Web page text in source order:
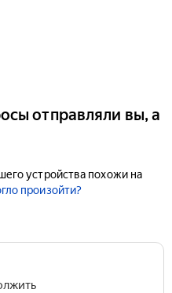
отправляли вы, а
устройства похожи на
произойти?